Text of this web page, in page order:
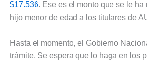
$17.536. Ese es el monto que se le ha
hijo menor de edad a los titulares de
Hasta el momento, el Gobierno
trámite. Se espera que lo haga en los